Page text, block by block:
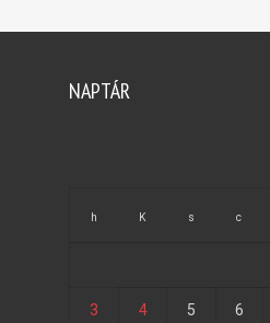
NAPTÁR
h K s c
3 4 5 6